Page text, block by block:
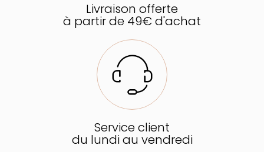
Livraison offerte
à partir de 49€ d'achat
Service client
du lundi au vendredi